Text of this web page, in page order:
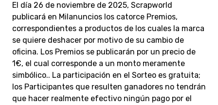
El día 26 de noviembre de 2025, Scrapworld
publicará en Milanuncios los catorce Premios,
correspondientes a productos de los cuales la marca
se quiere deshacer por motivo de su cambio de
oficina. Los Premios se publicarán por un precio de
1€, el cual corresponde a un monto meramente
simbólico.. La participación en el Sorteo es gratuita;
los Participantes que resulten ganadores no tendrán
que hacer realmente efectivo ningún pago por el